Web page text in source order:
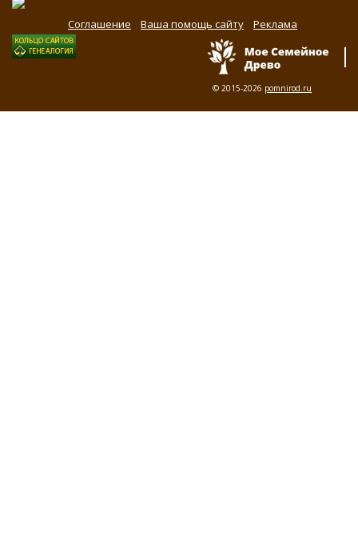
Соглашение Ваша помощь сайту Реклама
© 2015-2026 pomnirod.ru